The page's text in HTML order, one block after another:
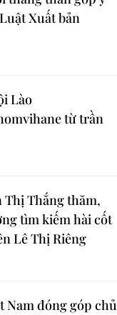
Xuất bản
Lào
từ trần
Thắng thăm,
tìm kiếm hài cốt
Lê Thị Riêng
Nam đóng góp chủ